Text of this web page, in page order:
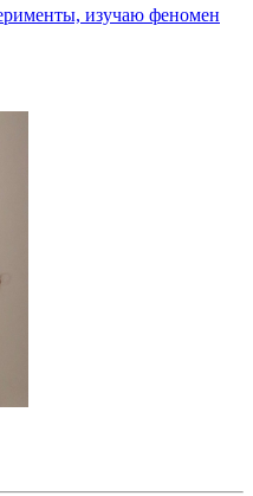
изучаю феномен